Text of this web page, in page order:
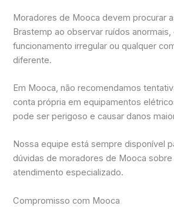
Moradores de Mooca devem procurar
Brastemp ao observar ruídos anormais,
funcionamento irregular ou qualquer
diferente.
Em Mooca, não recomendamos
conta própria em equipamentos
pode ser perigoso e causar danos
Nossa equipe está sempre disponível
dúvidas de moradores de Mooca
atendimento especializado.
Compromisso com Mooca